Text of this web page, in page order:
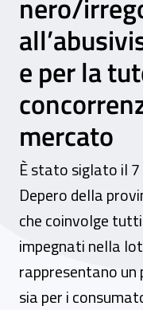
e per la
mercato
È stato siglato il
Depero della
che coinvolge
impegnati nella
rappresentano un
sia per i